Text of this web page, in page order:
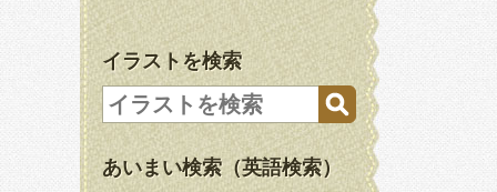
イラストを検索
あいまい検索（英語検索）